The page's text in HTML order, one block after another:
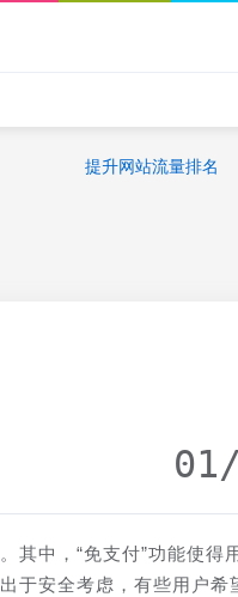
提升网站流量排名
其中，“免支付”功能使得
于安全考虑，有些用户希